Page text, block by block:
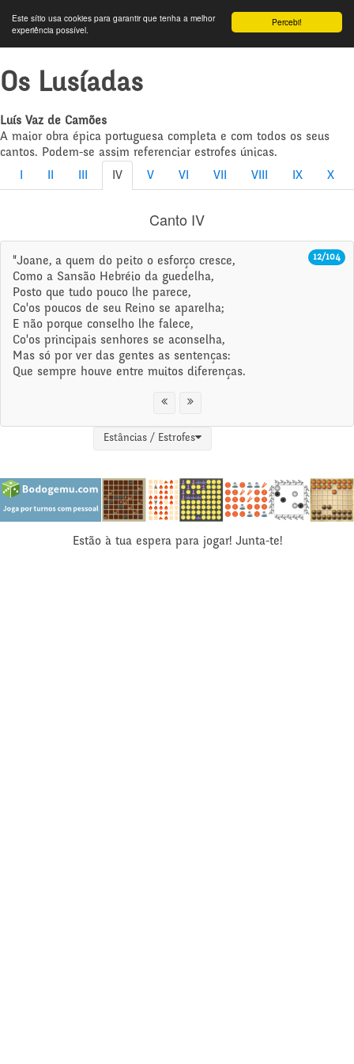
Percebi!
Este sítio usa cookies para garantir que tenha a melhor
experiência possível.
Os Lusíadas
Luís Vaz de Camões
A maior obra épica portuguesa completa e com todos os seus
cantos. Podem-se assim referenciar estrofes únicas.
IV V VI VII VIII IX X
Canto IV
12/104
"Joane, a quem do peito o esforço cresce,
Como a Sansão Hebréio da guedelha,
Posto que tudo pouco lhe parece,
Co'os poucos de seu Reino se aparelha;
E não porque conselho lhe falece,
Co'os principais senhores se aconselha,
Mas só por ver das gentes as sentenças:
Que sempre houve entre muitos diferenças.
Estâncias / Estrofes
Estão à tua espera para jogar! Junta-te!